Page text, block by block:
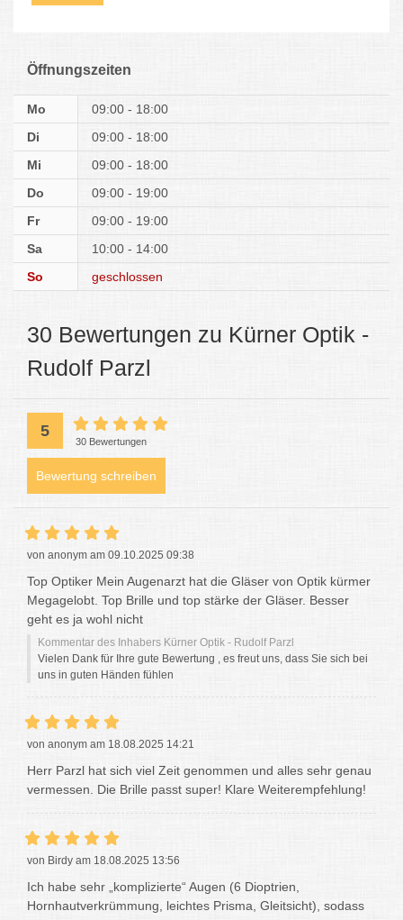
Öffnungszeiten
Mo
09:00 - 18:00
Di
09:00 - 18:00
Mi
09:00 - 18:00
Do
09:00 - 19:00
Fr
09:00 - 19:00
Sa
10:00 - 14:00
So
geschlossen
30 Bewertungen zu Kürner Optik -
Rudolf Parzl
5
30 Bewertungen
Bewertung schreiben
von anonym am 09.10.2025 09:38
Top Optiker Mein Augenarzt hat die Gläser von Optik kürmer
Megagelobt. Top Brille und top stärke der Gläser. Besser
geht es ja wohl nicht
Kommentar des Inhabers Kürner Optik - Rudolf Parzl
Vielen Dank für Ihre gute Bewertung , es freut uns, dass Sie sich bei
uns in guten Händen fühlen
von anonym am 18.08.2025 14:21
Herr Parzl hat sich viel Zeit genommen und alles sehr genau
vermessen. Die Brille passt super! Klare Weiterempfehlung!
von Birdy am 18.08.2025 13:56
Ich habe sehr „komplizierte“ Augen (6 Dioptrien,
Hornhautverkrümmung, leichtes Prisma, Gleitsicht), sodass